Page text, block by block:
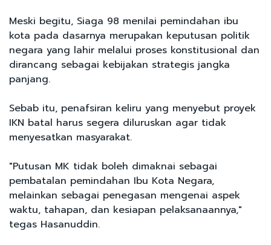
Meski begitu, Siaga 98 menilai pemindahan ibu
kota pada dasarnya merupakan keputusan politik
negara yang lahir melalui proses konstitusional dan
dirancang sebagai kebijakan strategis jangka
panjang.
Sebab itu, penafsiran keliru yang menyebut proyek
IKN batal harus segera diluruskan agar tidak
menyesatkan masyarakat.
"Putusan MK tidak boleh dimaknai sebagai
pembatalan pemindahan Ibu Kota Negara,
melainkan sebagai penegasan mengenai aspek
waktu, tahapan, dan kesiapan pelaksanaannya,"
tegas Hasanuddin.